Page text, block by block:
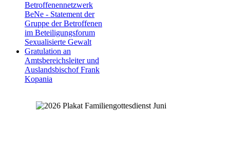
Betroffenennetzwerk
BeNe - Statement der
Gruppe der Betroffenen
im Beteiligungsforum
Sexualisierte Gewalt
Gratulation an
Amtsbereichsleiter und
Auslandsbischof Frank
Kopania